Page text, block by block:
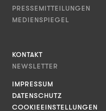
PRESSEMITTEILUNGEN
MEDIENSPIEGEL
KONTAKT
NEWSLETTER
IMPRESSUM
DATENSCHUTZ
COOKIEEINSTELLUNGEN